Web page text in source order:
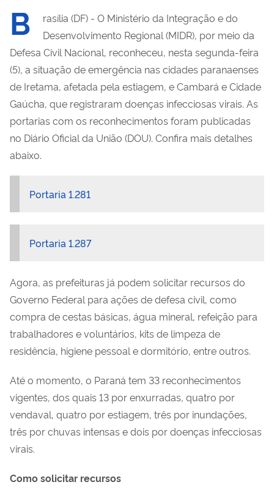
B
rasília (DF) - O Ministério da Integração e do
Desenvolvimento Regional (MIDR), por meio da
Defesa Civil Nacional, reconheceu, nesta segunda-feira
(5), a situação de emergência nas cidades paranaenses
de Iretama, afetada pela estiagem, e Cambará e Cidade
Gaúcha, que registraram doenças infecciosas virais. As
portarias com os reconhecimentos foram publicadas
no Diário Oficial da União (DOU). Confira mais detalhes
abaixo.
Portaria 1.281
Portaria 1.287
Agora, as prefeituras já podem solicitar recursos do
Governo Federal para ações de defesa civil, como
compra de cestas básicas, água mineral, refeição para
trabalhadores e voluntários, kits de limpeza de
residência, higiene pessoal e dormitório, entre outros.
Até o momento, o Paraná tem 33 reconhecimentos
vigentes, dos quais 13 por enxurradas, quatro por
vendaval, quatro por estiagem, três por inundações,
três por chuvas intensas e dois por doenças infecciosas
virais.
Como solicitar recursos